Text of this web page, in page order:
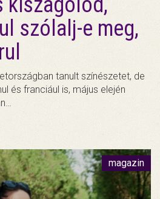
szólalj-e meg,
tanult színészetet, de
és franciául is, május elején
magazin